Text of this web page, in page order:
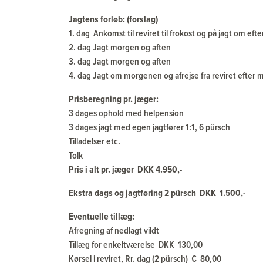
Jagtens forløb: (forslag)
1. dag Ankomst til reviret til frokost og på jagt om
2. dag Jagt morgen og aften
3. dag Jagt morgen og aften
4.dag Jagt om morgenen og afrejse fra reviret efter
Prisberegning pr. jæger:
3 dages ophold med helpension
3 dages jagt med egen jagtfører 1:1, 6 pürsch
Tilladelser etc.
Tolk
Pris i alt pr. jæger DKK 4.950,-
Ekstra dags og jagtføring 2 pürsch DKK 1.500,-
Eventuelle tillæg:
Afregning af nedlagt vildt
Tillæg for enkeltværelse DKK 130,00
Kørsel i reviret, Rr. dag (2 pürsch) € 80,00